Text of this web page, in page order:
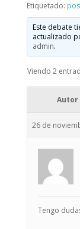
Etiquetado:
Este debate
actualizado
admin.
Viendo 2
Autor
26 de
Tengo